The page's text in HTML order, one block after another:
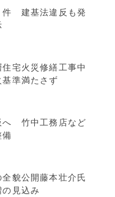
件 建基法違反も発
宅火災修繕工事中
準満たさず
へ 竹中工務店など
備
貌公開藤本壮介氏
見込み